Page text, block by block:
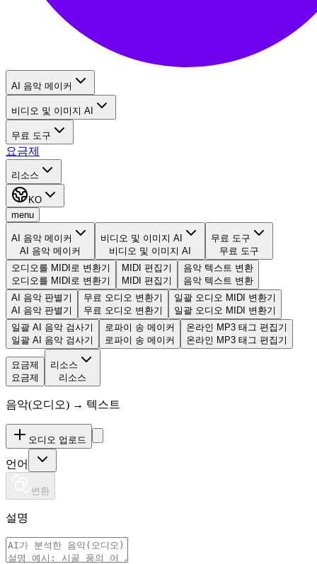
AI 음악 메이커
비디오 및 이미지 AI
무료 도구
요금제
리소스
KO
menu
AI 음악 메이커
AI 음악 메이커
비디오 및 이미지 AI
비디오 및 이미지 AI
무료 도구
무료 도구
오디오를 MIDI로 변환기
오디오를 MIDI로 변환기
MIDI 편집기
MIDI 편집기
음악 텍스트 변환
음악 텍스트 변환
AI 음악 판별기
AI 음악 판별기
무료 오디오 변환기
무료 오디오 변환기
일괄 오디오 MIDI 변환기
일괄 오디오 MIDI 변환기
일괄 AI 음악 검사기
일괄 AI 음악 검사기
로파이 송 메이커
로파이 송 메이커
온라인 MP3 태그 편집기
온라인 MP3 태그 편집기
요금제
요금제
리소스
리소스
음악(오디오) → 텍스트
오디오 업로드
언어
변환
설명